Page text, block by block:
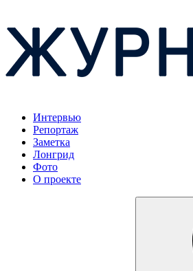
Интервью
Репортаж
Заметка
Лонгрид
Фото
О проекте